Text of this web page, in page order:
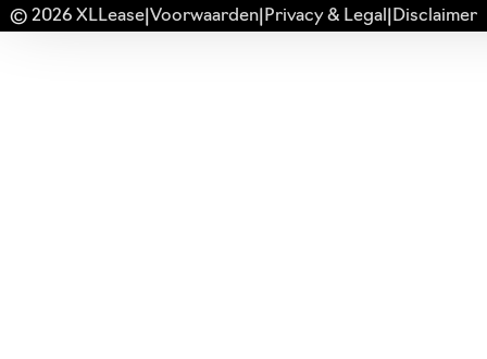
© 2026 XLLease Voorwaarden Privacy & Legal Disclaimer